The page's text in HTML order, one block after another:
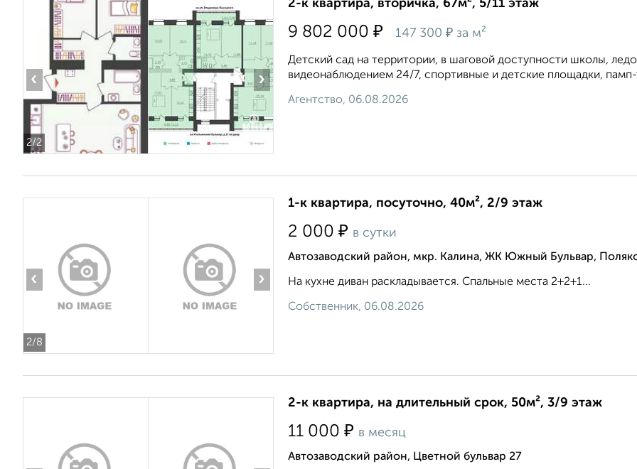
2/2
‹ ›
2-к квартира, вторичка, 67м², 5/11 этаж
9 802 000 ₽ 147 300 ₽ за м²
Детский сад на территории, в шаговой доступности школы,
видеонаблюдением 24/7, спортивные и детские площадки,
Агентство, 06.08.2026
2/8
‹ ›
1-к квартира, посуточно, 40м², 2/9 этаж
2 000 ₽ в сутки
Автозаводский район, мкр. Калина, ЖК Южный Бульвар,
На кухне диван раскладывается. Спальные места 2+2+1...
Собственник, 06.08.2026
2-к квартира, на длительный срок, 50м², 3/9 этаж
11 000 ₽ в месяц
Автозаводский район, Цветной бульвар 27